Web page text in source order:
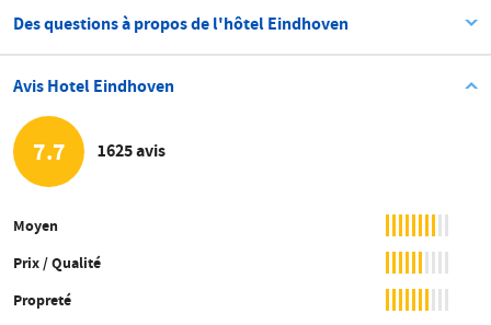
Des questions à propos de l'hôtel Eindhoven
Avis Hotel Eindhoven
7.7 1625 avis
Moyen
Prix / Qualité
Propreté